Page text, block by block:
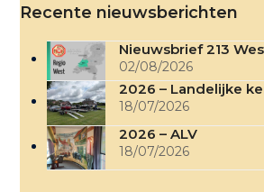
Recente nieuwsberichten
Nieuwsbrief 213
02/08/2026
2026 – Landelijke
18/07/2026
2026 – ALV
18/07/2026